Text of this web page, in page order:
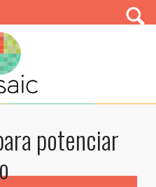
potenciar